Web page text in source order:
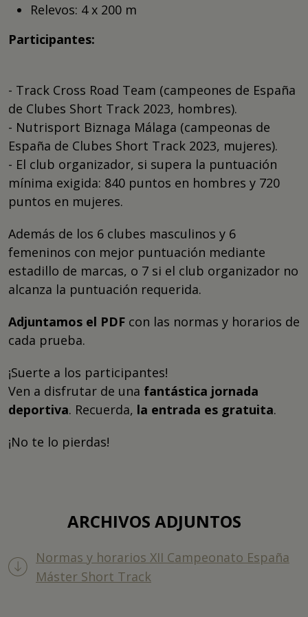
Relevos: 4 x 200 m
Participantes:
- Track Cross Road Team (campeones de España
de Clubes Short Track 2023, hombres).
- Nutrisport Biznaga Málaga (campeonas de
España de Clubes Short Track 2023, mujeres).
- El club organizador, si supera la puntuación
mínima exigida: 840 puntos en hombres y 720
puntos en mujeres.
Además de los 6 clubes masculinos y 6
femeninos con mejor puntuación mediante
estadillo de marcas, o 7 si el club organizador no
alcanza la puntuación requerida.
Adjuntamos el PDF con las normas y horarios de
cada prueba.
¡Suerte a los participantes!
Ven a disfrutar de una fantástica jornada
deportiva. Recuerda, la entrada es gratuita.
¡No te lo pierdas!
ARCHIVOS ADJUNTOS
Normas y horarios XII Campeonato España
Máster Short Track